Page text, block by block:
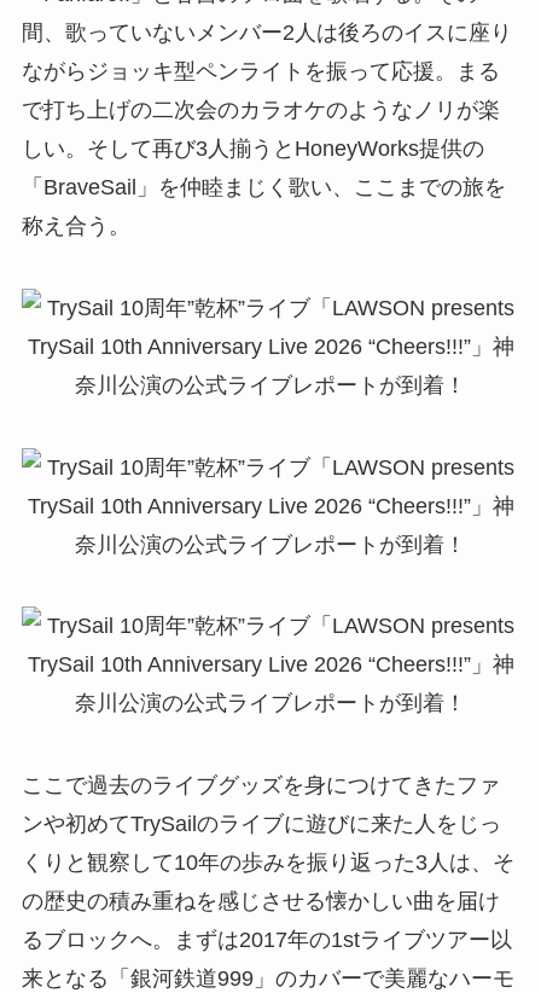
間、歌っていないメンバー2人は後ろのイスに座り
ながらジョッキ型ペンライトを振って応援。まる
で打ち上げの二次会のカラオケのようなノリが楽
しい。そして再び3人揃うとHoneyWorks提供の
「BraveSail」を仲睦まじく歌い、ここまでの旅を
称え合う。
ここで過去のライブグッズを身につけてきたファ
ンや初めてTrySailのライブに遊びに来た人をじっ
くりと観察して10年の歩みを振り返った3人は、そ
の歴史の積み重ねを感じさせる懐かしい曲を届け
るブロックへ。まずは2017年の1stライブツアー以
来となる「銀河鉄道999」のカバーで美麗なハーモ